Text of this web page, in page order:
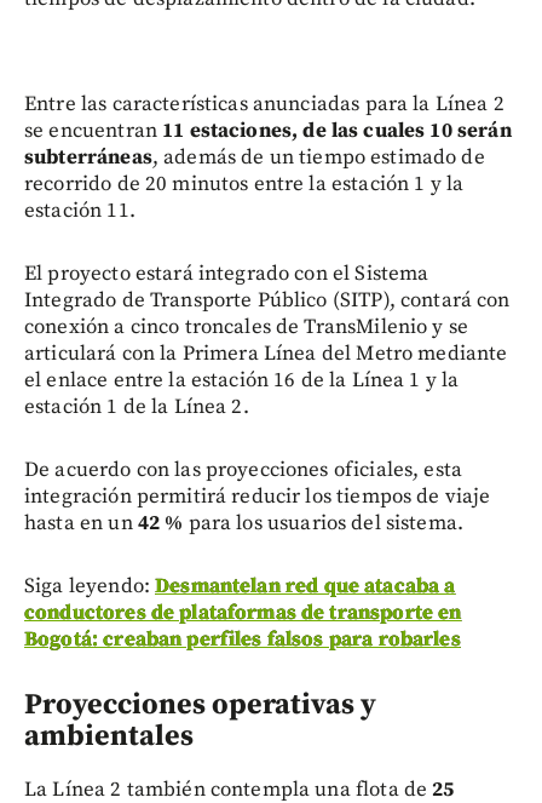
Entre las características anunciadas para la Línea 2
se encuentran11 estaciones, de las cuales 10 serán
subterráneas, además de un tiempo estimado de
recorrido de 20 minutos entre la estación 1 y la
estación 11.
El proyecto estará integrado con el Sistema
Integrado de Transporte Público (SITP), contará con
conexión a cinco troncales de TransMilenio y se
articulará con la Primera Línea del Metro mediante
el enlace entre la estación 16 de la Línea 1 y la
estación 1 de la Línea 2.
De acuerdo con las proyecciones oficiales, esta
integración permitirá reducir los tiempos de viaje
hasta en un42 % para los usuarios del sistema.
Siga leyendo:Desmantelan red que atacaba a
conductores de plataformas de transporte en
Bogotá: creaban perfiles falsos para robarles
Proyecciones operativas y
ambientales
La Línea 2 también contempla una flota de25